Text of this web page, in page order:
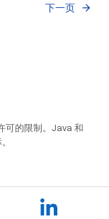
下一页 arrow_forward
可的限制。Java 和